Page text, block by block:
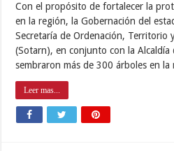
Con el propósito de fortalecer la
en la región, la Gobernación del
Secretaría de Ordenación, Territorio
(Sotarn), en conjunto con la
sembraron más de 300 árboles en
Leer mas...